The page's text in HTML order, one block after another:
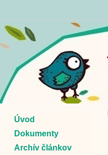
Úvod
Dokumenty
Archív článkov